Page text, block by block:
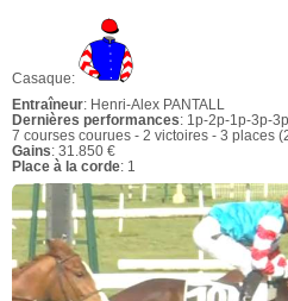
Casaque:
Entraîneur: Henri-Alex PANTALL
Dernières performances: 1p-2p-1p-3p-
7 courses courues - 2 victoires - 3 places
Gains: 31.850 €
Place à la corde: 1